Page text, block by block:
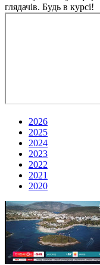
глядачів. Будь в курсі!
2026
2025
2024
2023
2022
2021
2020